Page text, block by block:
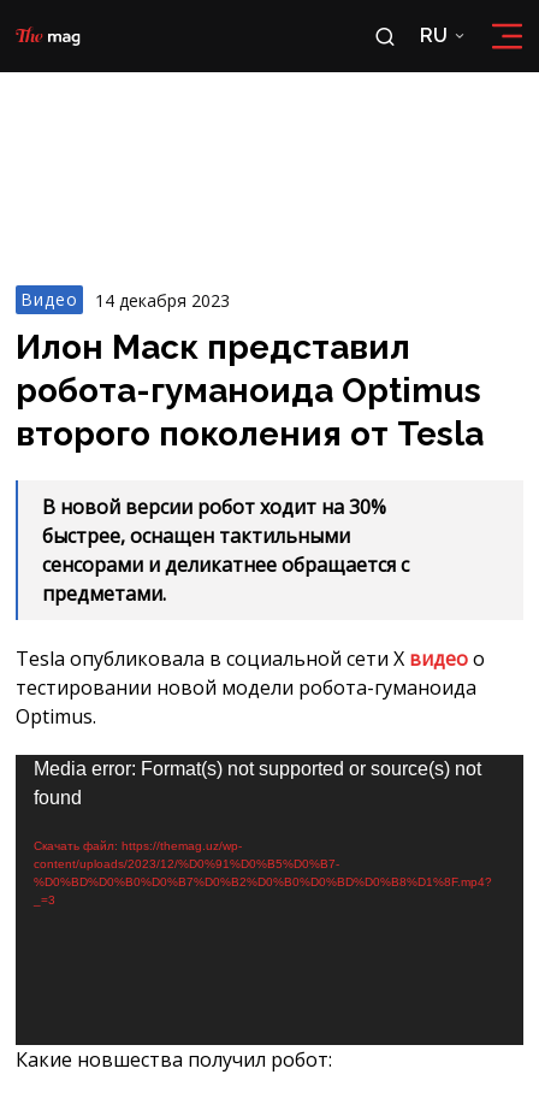
RU
RU
Видео 14 декабря 2023
Илон Маск представил
робота-гуманоида Optimus
второго поколения от Tesla
В новой версии робот ходит на 30%
быстрее, оснащен тактильными
сенсорами и деликатнее обращается с
предметами.
Tesla опубликовала в социальной сети X видеоо
тестировании новой модели робота-гуманоида
Optimus.
Видеоплеер
Media error: Format(s) not supported or source(s) not
found
Скачать файл: https://themag.uz/wp-
content/uploads/2023/12/%D0%91%D0%B5%D0%B7-
%D0%BD%D0%B0%D0%B7%D0%B2%D0%B0%D0%BD%D0%B8%D1%8F.mp4?
_=3
Какие новшества получил робот: